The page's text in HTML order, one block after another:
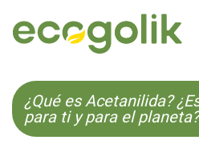
EN
¿Qué es Acetanilida?
para ti y para el planeta?